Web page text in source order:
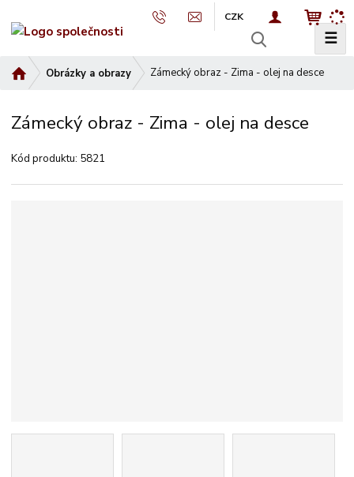
CZK
h
e
☰
v
d
í
Obrázky a obrazy Zámecký obraz - Zima - olej na desce
Zámecký obraz - Zima - olej na desce
Kód produktu: 5821